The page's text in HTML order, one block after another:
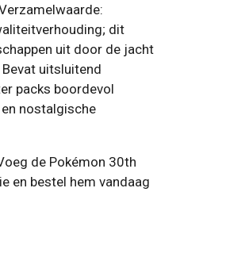
dit
uit door de jacht
uitsluitend
packs boordevol
nostalgische
de Pokémon 30th
en bestel hem vandaag